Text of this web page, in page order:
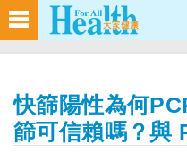
快篩陽性為何
篩可信賴嗎？與